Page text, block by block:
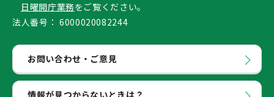
日曜開庁業務をご覧ください。
法人番号： 6000020082244
お問い合わせ・ご意見
情報が見つからないときは？